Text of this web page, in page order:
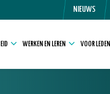
NIEUWS
WERKEN EN LEREN VOOR LEDEN